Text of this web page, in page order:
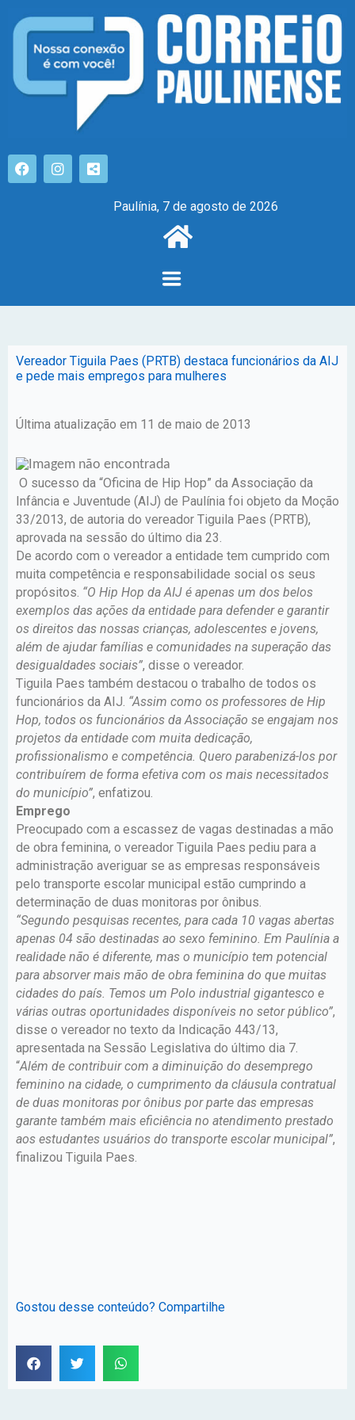
Paulínia, 7 de agosto de 2026
Vereador Tiguila Paes (PRTB) destaca funcionários da AIJ
e pede mais empregos para mulheres
Última atualização em 11 de maio de 2013
O sucesso da “Oficina de Hip Hop” da Associação da
Infância e Juventude (AIJ) de Paulínia foi objeto da Moção
33/2013, de autoria do vereador Tiguila Paes (PRTB),
aprovada na sessão do último dia 23.
De acordo com o vereador a entidade tem cumprido com
muita competência e responsabilidade social os seus
propósitos. “O Hip Hop da AIJ é apenas um dos belos
exemplos das ações da entidade para defender e garantir
os direitos das nossas crianças, adolescentes e jovens,
além de ajudar famílias e comunidades na superação das
desigualdades sociais”, disse o vereador.
Tiguila Paes também destacou o trabalho de todos os
funcionários da AIJ. “Assim como os professores de Hip
Hop, todos os funcionários da Associação se engajam nos
projetos da entidade com muita dedicação,
profissionalismo e competência. Quero parabenizá-los por
contribuírem de forma efetiva com os mais necessitados
do município”, enfatizou.
Emprego
Preocupado com a escassez de vagas destinadas a mão
de obra feminina, o vereador Tiguila Paes pediu para a
administração averiguar se as empresas responsáveis
pelo transporte escolar municipal estão cumprindo a
determinação de duas monitoras por ônibus.
“Segundo pesquisas recentes, para cada 10 vagas abertas
apenas 04 são destinadas ao sexo feminino. Em Paulínia a
realidade não é diferente, mas o município tem potencial
para absorver mais mão de obra feminina do que muitas
cidades do país. Temos um Polo industrial gigantesco e
várias outras oportunidades disponíveis no setor público”,
disse o vereador no texto da Indicação 443/13,
apresentada na Sessão Legislativa do último dia 7.
“Além de contribuir com a diminuição do desemprego
feminino na cidade, o cumprimento da cláusula contratual
de duas monitoras por ônibus por parte das empresas
garante também mais eficiência no atendimento prestado
aos estudantes usuários do transporte escolar municipal”,
finalizou Tiguila Paes.
Gostou desse conteúdo? Compartilhe